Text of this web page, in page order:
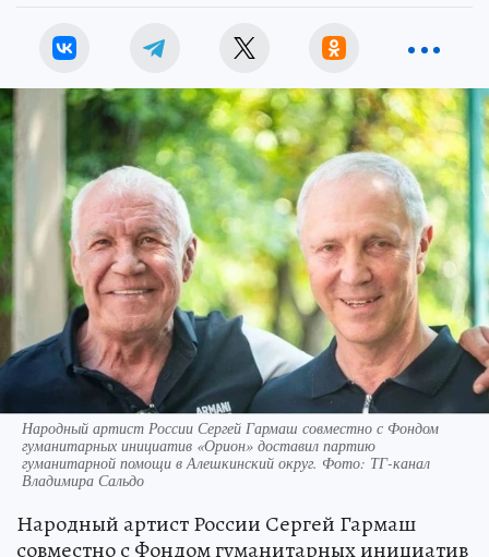
Народный артист России Сергей Гармаш совместно с Фондом
гуманитарных инициатив «Орион» доставил партию
гуманитарной помощи в Алешкинский округ. Фото: ТГ-канал
Владимира Сальдо
Народный артист России Сергей Гармаш
совместно с Фондом гуманитарных инициатив